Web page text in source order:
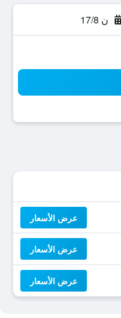
ن 17/8
عرض الأسعار
عرض الأسعار
عرض الأسعار